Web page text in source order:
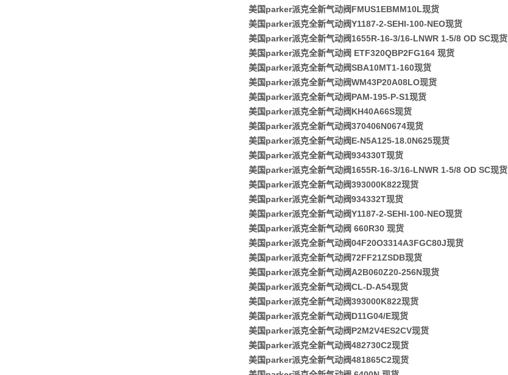
美国parker派克全新气动阀FMUS1EBMM10L现货
美国parker派克全新气动阀Y1187-2-SEHI-100-NEO现货
美国parker派克全新气动阀1655R-16-3/16-LNWR 1-5/8 OD SC现货
美国parker派克全新气动阀 ETF320QBP2FG164 现货
美国parker派克全新气动阀SBA10MT1-160现货
美国parker派克全新气动阀WM43P20A08LO现货
美国parker派克全新气动阀PAM-195-P-S1现货
美国parker派克全新气动阀KH40A66S现货
美国parker派克全新气动阀370406N0674现货
美国parker派克全新气动阀E-N5A125-18.0N625现货
美国parker派克全新气动阀934330T现货
美国parker派克全新气动阀1655R-16-3/16-LNWR 1-5/8 OD SC现货
美国parker派克全新气动阀393000K822现货
美国parker派克全新气动阀934332T现货
美国parker派克全新气动阀Y1187-2-SEHI-100-NEO现货
美国parker派克全新气动阀 660R30 现货
美国parker派克全新气动阀04F20O3314A3FGC80J现货
美国parker派克全新气动阀72FF21ZSDB现货
美国parker派克全新气动阀A2B060Z20-256N现货
美国parker派克全新气动阀CL-D-A54现货
美国parker派克全新气动阀393000K822现货
美国parker派克全新气动阀D11G04/E现货
美国parker派克全新气动阀P2M2V4ES2CV现货
美国parker派克全新气动阀482730C2现货
美国parker派克全新气动阀481865C2现货